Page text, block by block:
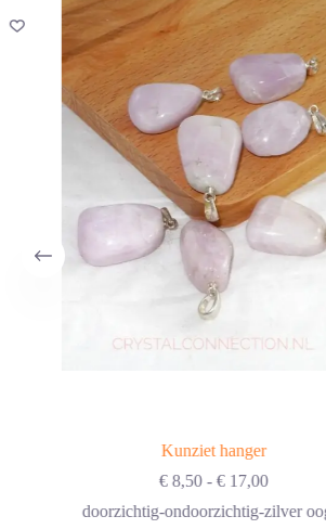
Kunziet hanger
€8,50 - €17,00
tot
doorzichtig-ondoorzichtig-zilver